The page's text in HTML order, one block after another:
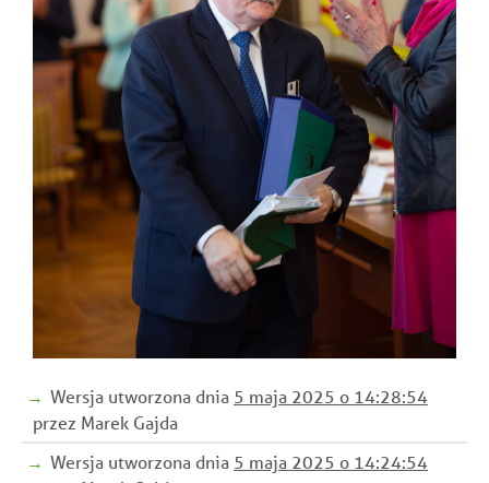
Wersja utworzona dnia 5 maja 2025 o 14:28:54
przez Marek Gajda
Wersja utworzona dnia 5 maja 2025 o 14:24:54